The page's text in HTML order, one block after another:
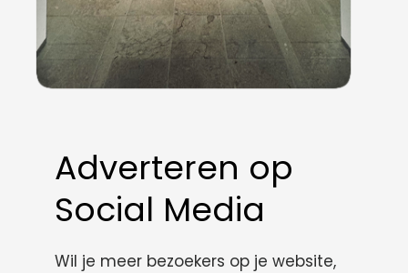
Adverteren op
Social Media
Wil je meer bezoekers op je website,